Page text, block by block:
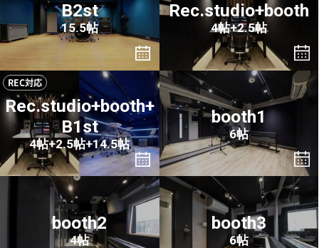
B2st
15.5帖
Rec.studio+booth
4帖+2.5帖
REC対応
Rec.studio+booth+
B1st
4帖+2.5帖+14.5帖
booth1
6帖
booth2
4帖
booth3
6帖